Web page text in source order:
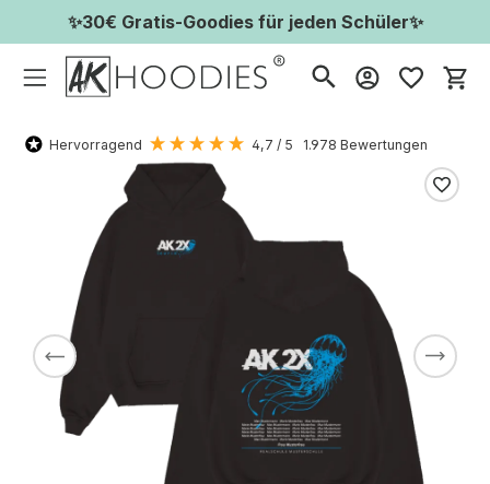
✨30€ Gratis-Goodies für jeden Schüler✨
Hervorragend 4,7 / 5 1.978 Bewertungen